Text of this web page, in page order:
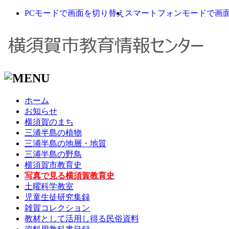
PCモードで画面を切り替え スマートフォンモードで画
ホーム
お知らせ
横須賀のまち
三浦半島の植物
三浦半島の地層・地質
三浦半島の野鳥
横須賀市教育史
写真で見る横須賀教育史
土曜科学教室
児童生徒研究集録
雑賀コレクション
教材として活用し得る民俗資料